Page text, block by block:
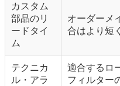
カスタム
部品のリ
ードタイ
ム
オーダーメ
合はより短く
テクニカ
ル・アラ
適合するロ
フィルター